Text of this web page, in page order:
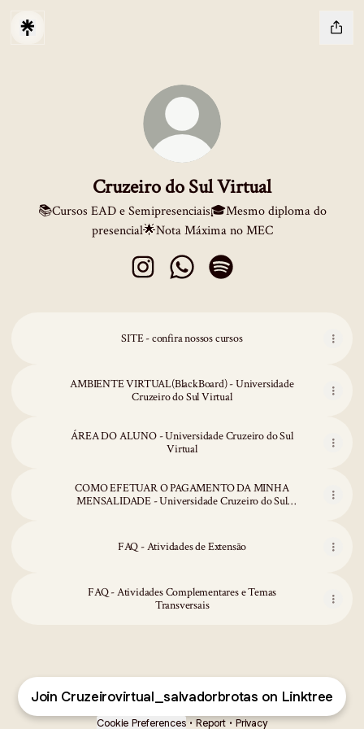
Cruzeiro do Sul Virtual
📚Cursos EAD e Semipresenciais🎓Mesmo diploma do
presencial🌟Nota Máxima no MEC
SITE - confira nossos cursos
AMBIENTE VIRTUAL(BlackBoard) - Universidade
Cruzeiro do Sul Virtual
ÁREA DO ALUNO - Universidade Cruzeiro do Sul
Virtual
COMO EFETUAR O PAGAMENTO DA MINHA
MENSALIDADE - Universidade Cruzeiro do Sul
FAQ - Atividades de Extensão
FAQ - Atividades Complementares e Temas
Transversais
Join Cruzeirovirtual_salvadorbrotas on Linktree
Cookie Preferences • Report • Privacy